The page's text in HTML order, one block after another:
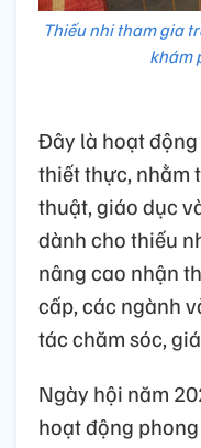
Thiếu nhi tham gia
khám
Đây là hoạt
thiết thực, nhằm
thuật, giáo dục
dành cho thiếu
nâng cao nhận
cấp, các ngành
tác chăm sóc,
Ngày hội năm
hoạt động